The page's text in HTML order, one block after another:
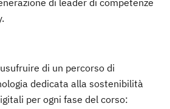
di un percorso di
dedicata alla sostenibilità
per ogni fase del corso: